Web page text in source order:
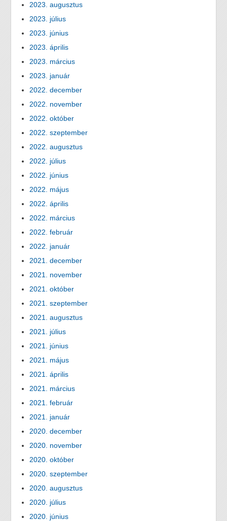
2023. augusztus
2023. július
2023. június
2023. április
2023. március
2023. január
2022. december
2022. november
2022. október
2022. szeptember
2022. augusztus
2022. július
2022. június
2022. május
2022. április
2022. március
2022. február
2022. január
2021. december
2021. november
2021. október
2021. szeptember
2021. augusztus
2021. július
2021. június
2021. május
2021. április
2021. március
2021. február
2021. január
2020. december
2020. november
2020. október
2020. szeptember
2020. augusztus
2020. július
2020. június